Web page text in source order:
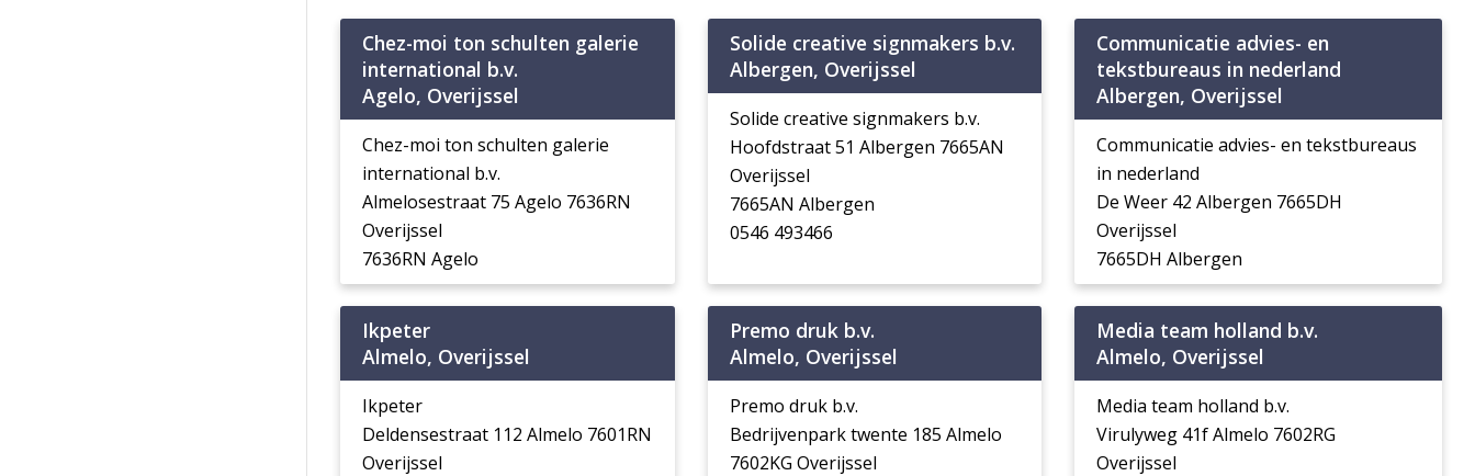
Chez-moi ton schulten galerie
international b.v.
Agelo, Overijssel
Chez-moi ton schulten galerie
international b.v.
Almelosestraat 75 Agelo 7636RN
Overijssel
7636RN Agelo
Solide creative signmakers b.v.
Albergen, Overijssel
Solide creative signmakers b.v.
Hoofdstraat 51 Albergen 7665AN
Overijssel
7665AN Albergen
0546 493466
Communicatie advies- en
tekstbureaus in nederland
Albergen, Overijssel
Communicatie advies- en tekstbureaus
in nederland
De Weer 42 Albergen 7665DH
Overijssel
7665DH Albergen
Ikpeter
Almelo, Overijssel
Ikpeter
Deldensestraat 112 Almelo 7601RN
Overijssel
Premo druk b.v.
Almelo, Overijssel
Premo druk b.v.
Bedrijvenpark twente 185 Almelo
7602KG Overijssel
Media team holland b.v.
Almelo, Overijssel
Media team holland b.v.
Virulyweg 41f Almelo 7602RG
Overijssel